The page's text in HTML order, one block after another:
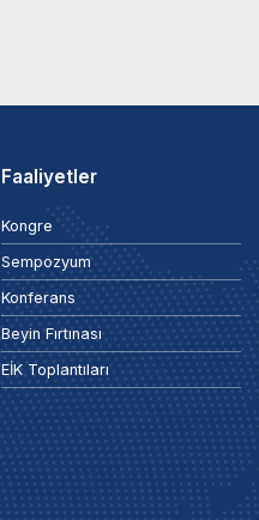
Faaliyetler
Kongre
Sempozyum
Konferans
Beyin Fırtınası
EİK Toplantıları